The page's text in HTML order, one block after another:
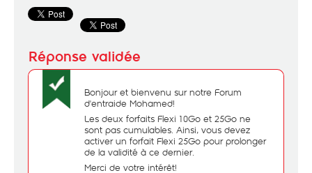
Bonjour et bienvenu sur notre Forum
d'entraide Mohamed!
Les deux forfaits Flexi 10Go et 25Go ne
sont pas cumulables. Ainsi, vous devez
activer un forfait Flexi 25Go pour prolonger
de la validité à ce dernier.
Merci de votre intérêt!